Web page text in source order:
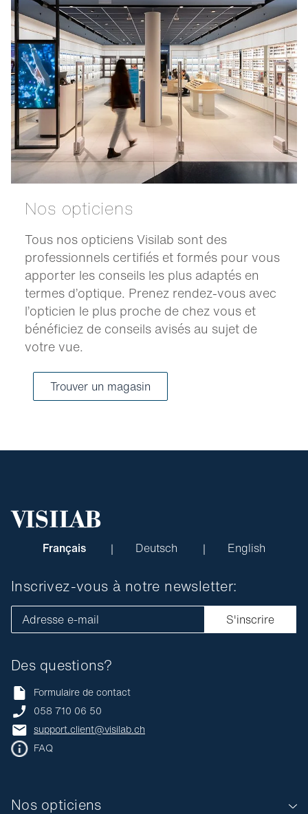
Nos opticiens
Tous nos opticiens Visilab sont des
professionnels certifiés et formés pour vous
apporter les conseils les plus adaptés en
termes d’optique. Prenez rendez-vous avec
l’opticien le plus proche de chez vous et
bénéficiez de conseils avisés au sujet de
votre vue.
Trouver un magasin
Français Deutsch English
Nos opticiens
Des questions?
Formulaire de contact
058 710 06 50
support.client@visilab.ch
FAQ
Inscrivez-vous à notre newsletter:
Adresse e-mail S'inscrire